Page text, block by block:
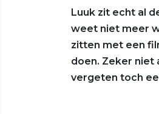
Luuk zit echt al
weet niet meer
zitten met een
doen. Zeker niet
vergeten toch